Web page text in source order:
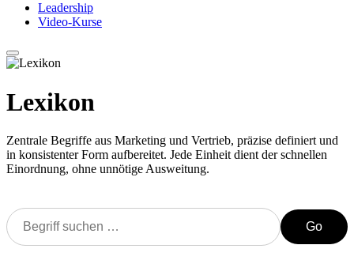
Leadership
Video-Kurse
Lexikon
Zentrale Begriffe aus Marketing und Vertrieb, präzise definiert und
in konsistenter Form aufbereitet. Jede Einheit dient der schnellen
Einordnung, ohne unnötige Ausweitung.
Go